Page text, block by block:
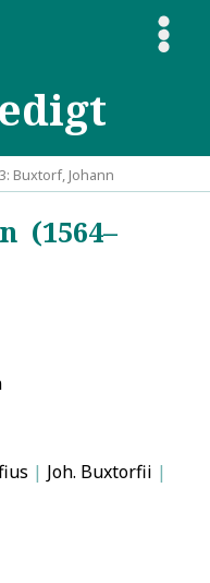
S
Buxtorf, Johann
(1564–
| Joh. Buxtorfii |